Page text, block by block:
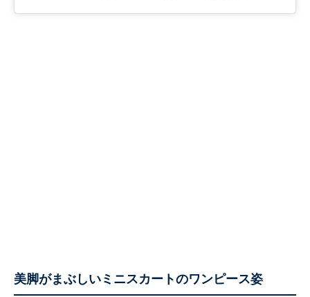
美脚がまぶしいミニスカートのワンピース姿